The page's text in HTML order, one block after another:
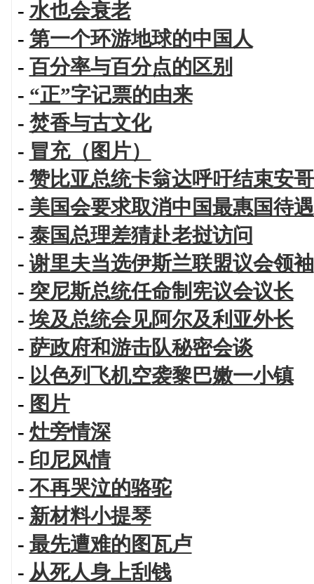
- 水也会衰老
- 第一个环游地球的中国人
- 百分率与百分点的区别
- “正”字记票的由来
- 焚香与古文化
- 冒充（图片）
- 赞比亚总统卡翁达呼吁结束安
- 美国会要求取消中国最惠国待
- 泰国总理差猜赴老挝访问
- 谢里夫当选伊斯兰联盟议会领袖
- 突尼斯总统任命制宪议会议长
-埃及总统会见阿尔及利亚外长
- 萨政府和游击队秘密会谈
- 以色列飞机空袭黎巴嫩一小镇
- 图片
- 灶旁情深
- 印尼风情
- 不再哭泣的骆驼
- 新材料小提琴
- 最先遭难的图瓦卢
- 从死人身上刮钱